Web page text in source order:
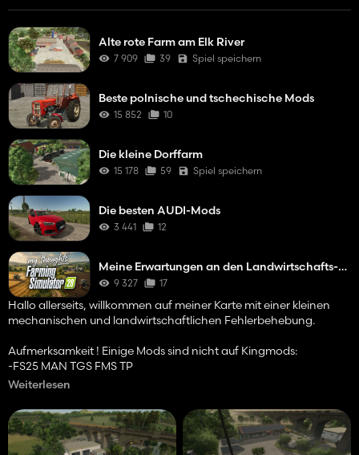
Hallo allerseits, willkommen auf meiner Karte mit einer kleinen
mechanischen und landwirtschaftlichen Fehlerbehebung.
Aufmerksamkeit ! Einige Mods sind nicht auf Kingmods:
-FS25 MAN TGS FMS TP
-FS25 Terex 3160
Als landwirtschaftlicher Mechaniker fand ich es gut, mein kleines
Unternehmen auf dem Farming Simulator 25 zu machen.
Weiterlesen
Alte rote Farm am Elk River
7 909 39 Spiel speichern
Beste polnische und tschechische Mods
15 852 10
Die kleine Dorffarm
15 178 59 Spiel speichern
Die besten AUDI-Mods
3 441 12
Meine Erwartungen an den Landwirtschafts-Simulator 28
9 327 17